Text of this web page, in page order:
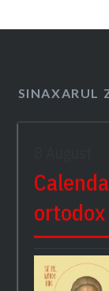
SINAXARUL
ortodox